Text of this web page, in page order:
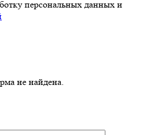
персональных данных и
не найдена.